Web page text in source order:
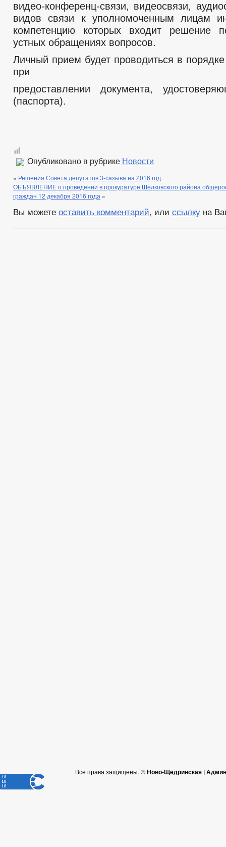
видео-конференц-связи, видеосвязи,
видов связи к уполномоченным лицам
компетенцию которых входит решение
устных обращениях вопросов.
Личный прием будет проводиться в
при
предоставлении документа,
(паспорта).
Опубликовано в рубрике Новости
« Решения Совета депутатов 3-сазыва на 2016 год
ОБЪЯВЛЕНИЕ о проведении в прокуратуре Шелковского района
граждан 12 декабря 2016 года »
Вы можете оставить комментарий, или ссылку на
Все права защищены. ©Ново-Щедринская |